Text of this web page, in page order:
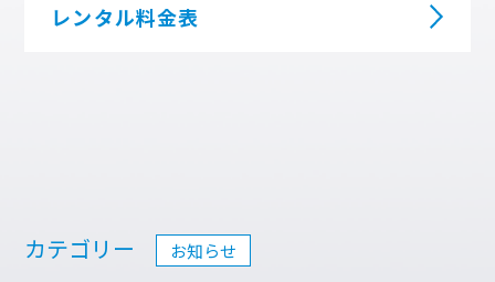
レンタル料金表
カテゴリー お知らせ